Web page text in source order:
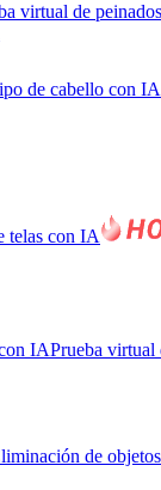
virtual de
de cabello con IA
telas con IA
IAPrueba
de